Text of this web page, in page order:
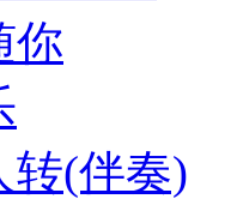
你
转(伴奏)